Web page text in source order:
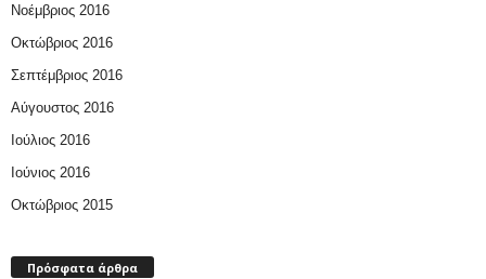
Νοέμβριος 2016
Οκτώβριος 2016
Σεπτέμβριος 2016
Αύγουστος 2016
Ιούλιος 2016
Ιούνιος 2016
Οκτώβριος 2015
Πρόσφατα άρθρα